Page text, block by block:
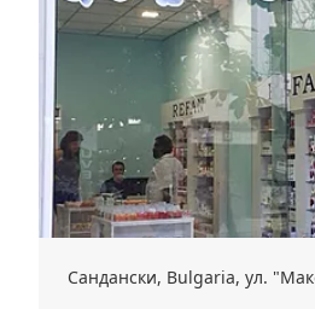
Сандански, Bulgaria, ул.